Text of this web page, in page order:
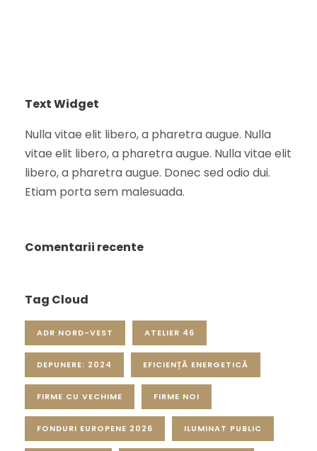
Text Widget
Nulla vitae elit libero, a pharetra augue. Nulla
vitae elit libero, a pharetra augue. Nulla vitae elit
libero, a pharetra augue. Donec sed odio dui.
Etiam porta sem malesuada.
Comentarii recente
Tag Cloud
ADR NORD-VEST ATELIER 46
DEPUNERE: 2024 EFICIENȚĂ ENERGETICĂ
FIRME CU VECHIME FIRME NOI
FONDURI EUROPENE 2026 ILUMINAT PUBLIC